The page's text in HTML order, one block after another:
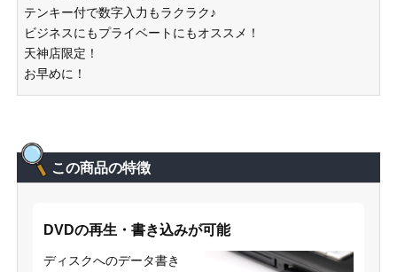
テンキー付で数字入力もラクラク♪
ビジネスにもプライベートにもオススメ！
天神店限定！
お早めに！
この商品の特徴
DVDの再生・書き込みが可能
ディスクへのデータ書き